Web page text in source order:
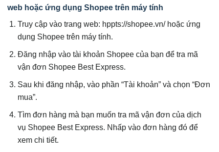
web hoặc ứng dụng Shopee trên máy tính
Truy cập vào trang web: hppts://shopee.vn/ hoặc ứng
dụng Shopee trên máy tính.
Đăng nhập vào tài khoản Shopee của bạn để tra mã
vận đơn Shopee Best Express.
Sau khi đăng nhập, vào phần “Tài khoản” và chọn “Đơn
mua”.
Tìm đơn hàng mà bạn muốn tra mã vận đơn của dịch
vụ Shopee Best Express. Nhấp vào đơn hàng đó để
xem chi tiết.